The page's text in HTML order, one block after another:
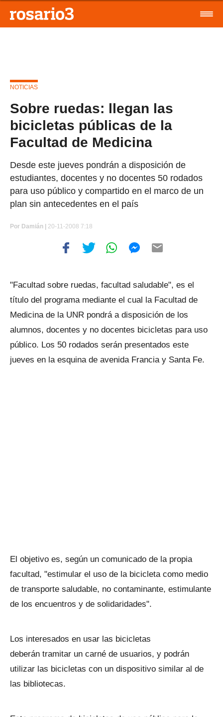
NOTICIAS
Sobre ruedas: llegan las
bicicletas públicas de la
Facultad de Medicina
Desde este jueves pondrán a disposición de
estudiantes, docentes y no docentes 50 rodados
para uso público y compartido en el marco de un
plan sin antecedentes en el país
Por Damián | 20-11-2008 7:18
"Facultad sobre ruedas, facultad saludable", es el
título del programa mediante el cual la Facultad de
Medicina de la UNR pondrá a disposición de los
alumnos, docentes y no docentes bicicletas para uso
público. Los 50 rodados serán presentados este
jueves en la esquina de avenida Francia y Santa Fe.
El objetivo es, según un comunicado de la propia
facultad, "estimular el uso de la bicicleta como medio
de transporte saludable, no contaminante, estimulante
de los encuentros y de solidaridades".
Los interesados en usar las bicicletas
deberán tramitar un carné de usuarios, y podrán
utilizar las bicicletas con un dispositivo similar al de
las bibliotecas.